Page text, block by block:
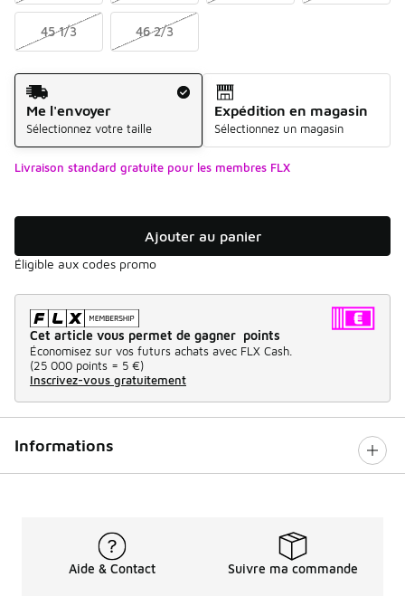
45 1/3 46 2/3
Mode d'expédition
Me l'envoyer
Sélectionnez votre taille
Expédition en magasin
Sélectionnez un magasin
Livraison standard gratuite pour les membres FLX
Ajouter au panier
Éligible aux codes promo
Cet article vous permet de gagner points
Économisez sur vos futurs achats avec FLX Cash.
(25 000 points = 5 €)
Inscrivez-vous gratuitement
Informations
Aide & Contact Suivre ma commande